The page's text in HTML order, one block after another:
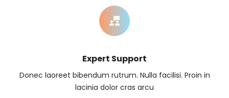
Expert Support
Donec laoreet bibendum rutrum. Nulla facilisi. Proin in
lacinia dolor cras arcu